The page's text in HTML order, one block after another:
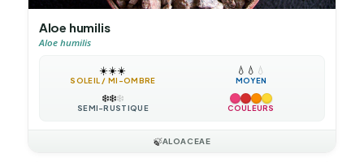
Aloe humilis
Aloe humilis
☀️☀️☀️
SOLEIL / MI-OMBRE
💧 💧 💧
MOYEN
❄️❄️❄️
SEMI-RUSTIQUE COULEURS
🍃ALOACEAE